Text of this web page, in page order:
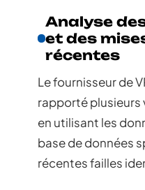
Analyse
et des
récentes
Le fournisseur de
rapporté
en utilisant les
base de données
récentes failles